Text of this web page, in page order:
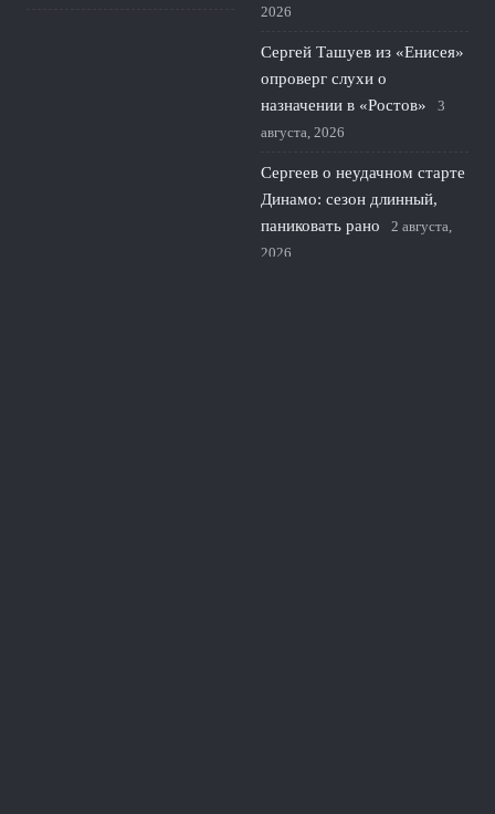
2026
Сергей Ташуев из «Енисея»
опроверг слухи о
назначении в «Ростов»
3
августа, 2026
Сергеев о неудачном старте
Динамо: сезон длинный,
паниковать рано
2 августа,
2026